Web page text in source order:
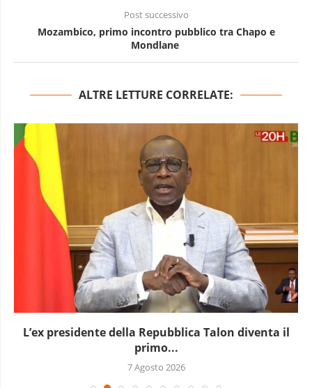
Post successivo
Mozambico, primo incontro pubblico tra Chapo e
Mondlane
ALTRE LETTURE CORRELATE:
L’ex presidente della Repubblica Talon diventa il
primo...
7 Agosto 2026